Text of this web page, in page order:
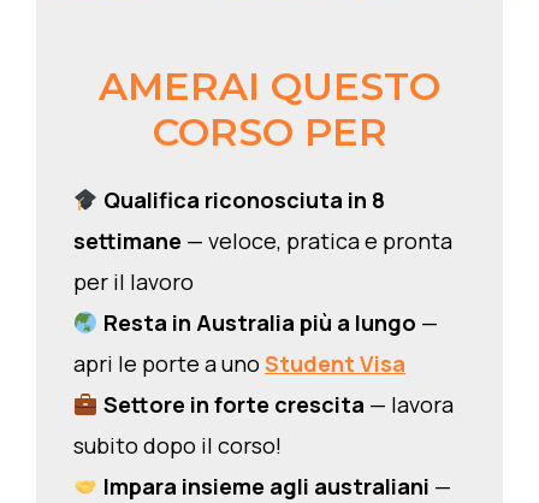
AMERAI QUESTO
CORSO PER
Qualifica riconosciuta in 8
settimane — veloce, pratica e pronta
per il lavoro
Resta in Australia più a lungo —
apri le porte a unoStudent Visa
Settore in forte crescita — lavora
subito dopo il corso!
Impara insieme agli australiani —